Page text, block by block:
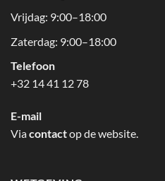
Vrijdag: 9:00–18:00
Zaterdag: 9:00–18:00
Telefoon
+32 14 41 12 78
E-mail
Viacontactop de website.